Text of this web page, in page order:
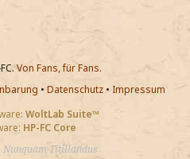
Von Fans, für Fans.
• Datenschutz• Impressum
WoltLab Suite™
HP-FC Core
Titillandus